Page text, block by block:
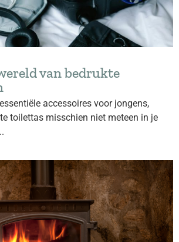
van bedrukte
accessoires voor jongens,
toilettas misschien niet meteen in je